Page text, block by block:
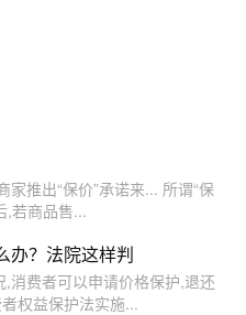
推出“保价”承诺来... 所谓“保
,若商品售...
办？法院这样判
消费者可以申请价格保护,退还
权益保护法实施...